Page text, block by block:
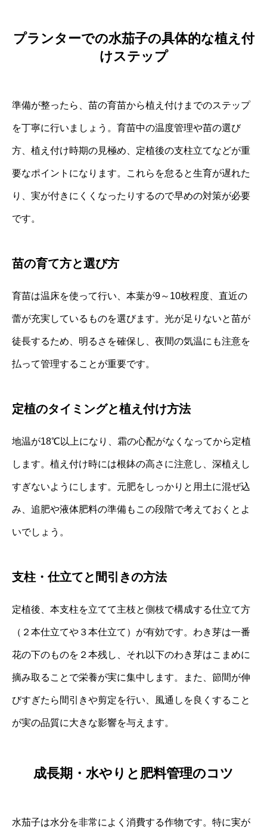
プランターでの水茄子の具体的な植え付
けステップ
準備が整ったら、苗の育苗から植え付けまでのステップ
を丁寧に行いましょう。育苗中の温度管理や苗の選び
方、植え付け時期の見極め、定植後の支柱立てなどが重
要なポイントになります。これらを怠ると生育が遅れた
り、実が付きにくくなったりするので早めの対策が必要
です。
苗の育て方と選び方
育苗は温床を使って行い、本葉が9～10枚程度、直近の
蕾が充実しているものを選びます。光が足りないと苗が
徒長するため、明るさを確保し、夜間の気温にも注意を
払って管理することが重要です。
定植のタイミングと植え付け方法
地温が18℃以上になり、霜の心配がなくなってから定植
します。植え付け時には根鉢の高さに注意し、深植えし
すぎないようにします。元肥をしっかりと用土に混ぜ込
み、追肥や液体肥料の準備もこの段階で考えておくとよ
いでしょう。
支柱・仕立てと間引きの方法
定植後、本支柱を立てて主枝と側枝で構成する仕立て方
（２本仕立てや３本仕立て）が有効です。わき芽は一番
花の下のものを２本残し、それ以下のわき芽はこまめに
摘み取ることで栄養が実に集中します。また、節間が伸
びすぎたら間引きや剪定を行い、風通しを良くすること
が実の品質に大きな影響を与えます。
成長期・水やりと肥料管理のコツ
水茄子は水分を非常によく消費する作物です。特に実が